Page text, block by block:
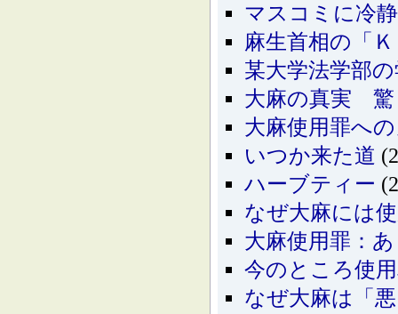
マスコミに冷
麻生首相の「
某大学法学部
大麻の真実 驚
大麻使用罪へ
いつか来た道
ハーブティー
なぜ大麻には
大麻使用罪：
今のところ使
なぜ大麻は「